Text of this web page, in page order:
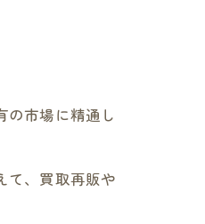
の市場に精通し
て、買取再販や